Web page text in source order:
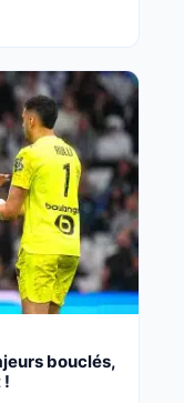
bouclés,
!